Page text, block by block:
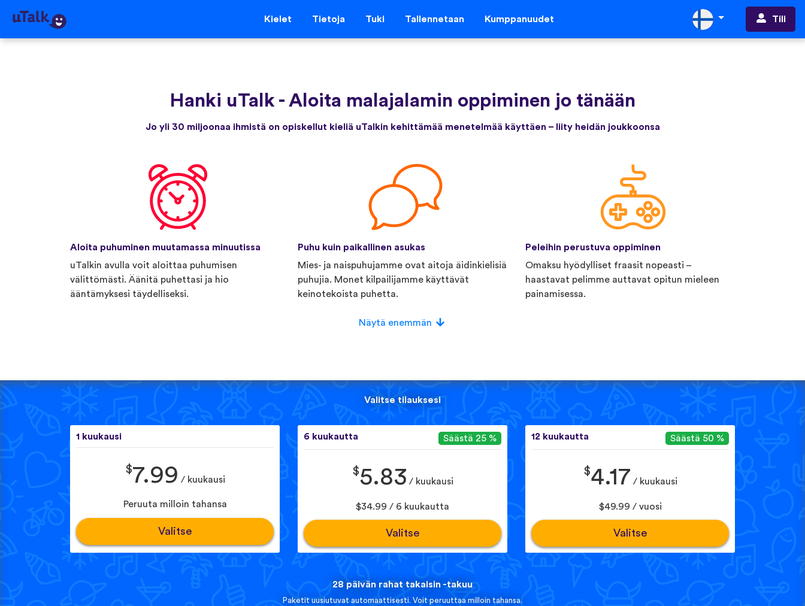
Kielet Tietoja Tuki Tallennetaan Kumppanuudet Tili
Hanki uTalk - Aloita malajalamin oppiminen jo tänään
Jo yli 30 miljoonaa ihmistä on opiskellut kieliä uTalkin kehittämää menetelmää käyttäen – liity heidän joukkoonsa
Aloita puhuminen muutamassa minuutissa
uTalkin avulla voit aloittaa puhumisen
välittömästi. Äänitä puhettasi ja hio
ääntämyksesi täydelliseksi.
Puhu kuin paikallinen asukas
Mies- ja naispuhujamme ovat aitoja äidinkielisiä
puhujia. Monet kilpailijamme käyttävät
keinotekoista puhetta.
Peleihin perustuva oppiminen
Omaksu hyödylliset fraasit nopeasti –
haastavat pelimme auttavat opitun mieleen
painamisessa.
Näytä enemmän
Valitse tilauksesi
1 kuukausi
$7.99 / kuukausi
Peruuta milloin tahansa
Valitse
6 kuukautta Säästä 25 %
$5.83 / kuukausi
$34.99 / 6 kuukautta
Valitse
12 kuukautta Säästä 50 %
$4.17 / kuukausi
$49.99 / vuosi
Valitse
28 päivän rahat takaisin -takuu
Paketit uusiutuvat automaattisesti. Voit peruuttaa milloin tahansa.